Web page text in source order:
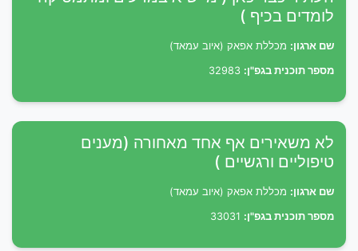
לומדים בכיף )
שם ארגון: מכללת אפאק (איוב עמאד)
מספר תוכנית בגפ"ן:
לא משאירים אף אחד מאחורה (מענים
טיפוליים ורגשיים )
שם ארגון: מכללת אפאק (איוב עמאד)
מספר תוכנית בגפ"ן: